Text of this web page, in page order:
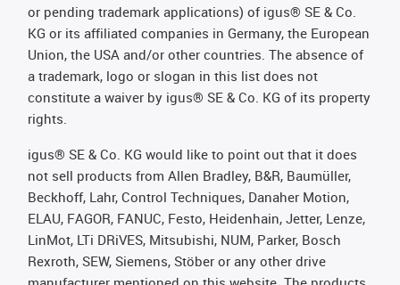
or pending trademark applications) of igus® SE & Co.
KG or its affiliated companies in Germany, the European
Union, the USA and/or other countries. The absence of
a trademark, logo or slogan in this list does not
constitute a waiver by igus® SE & Co. KG of its property
rights.
igus® SE & Co. KG would like to point out that it does
not sell products from Allen Bradley, B&R, Baumüller,
Beckhoff, Lahr, Control Techniques, Danaher Motion,
ELAU, FAGOR, FANUC, Festo, Heidenhain, Jetter, Lenze,
LinMot, LTi DRiVES, Mitsubishi, NUM, Parker, Bosch
Rexroth, SEW, Siemens, Stöber or any other drive